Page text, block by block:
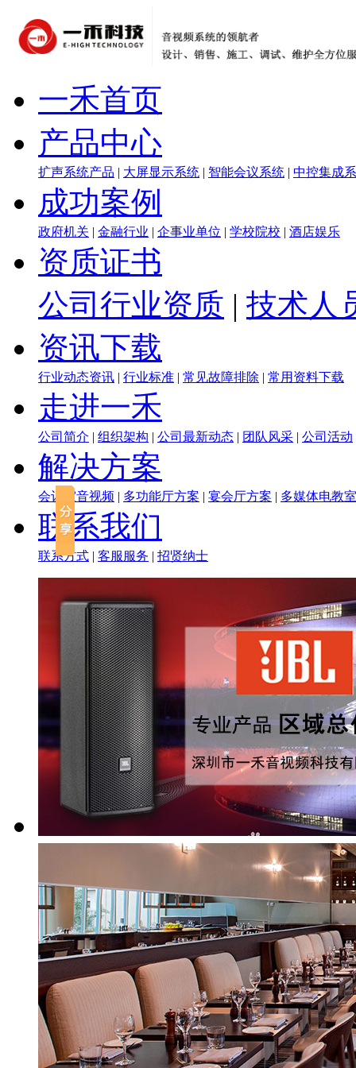
一禾首页
产品中心
扩声系统产品 | 大屏显示系统 | 智能会议系统 | 中控集成
成功案例
政府机关 | 金融行业 | 企事业单位 | 学校院校 | 酒店娱乐
资质证书
公司行业资质 | 技术人
资讯下载
行业动态资讯 | 行业标准 | 常见故障排除 | 常用资料下载
走进一禾
公司简介 | 组织架构 | 公司最新动态 | 团队风采 | 公司活动
解决方案
会议室音视频 | 多功能厅方案 | 宴会厅方案 | 多媒体电教室
联系我们
联系方式 | 客服服务 | 招贤纳士